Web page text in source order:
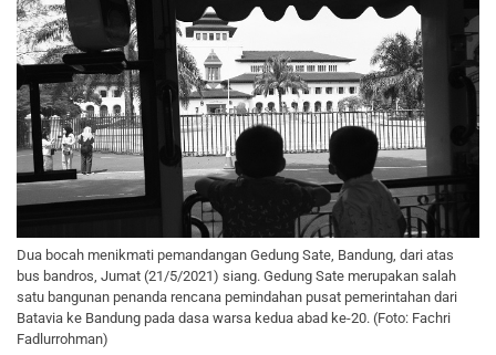
Dua bocah menikmati pemandangan Gedung Sate, Bandung, dari atas
bus bandros, Jumat (21/5/2021) siang. Gedung Sate merupakan salah
satu bangunan penanda rencana pemindahan pusat pemerintahan dari
Batavia ke Bandung pada dasa warsa kedua abad ke-20. (Foto: Fachri
Fadlurrohman)